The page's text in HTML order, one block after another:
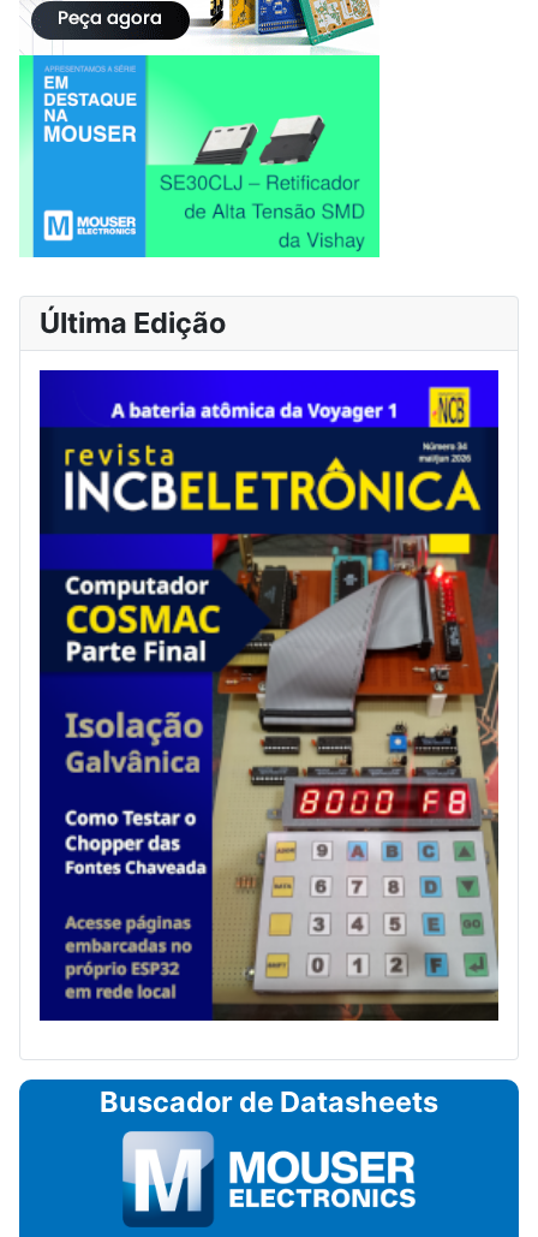
Última Edição
Buscador de Datasheets